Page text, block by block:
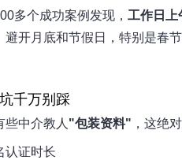
多个成功案例发现， 工作日上
避开月底和节假日，特别是春
千万别踩
些中介教人 "包装资料" ，这绝
认证时长